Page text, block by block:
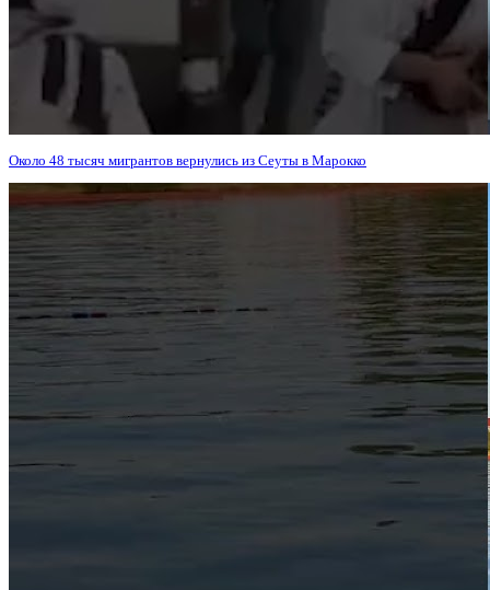
Около 48 тысяч мигрантов вернулись из Сеуты в Марокко